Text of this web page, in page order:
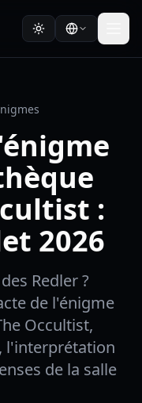
:
2026
Redler ?
de l'énigme
Occultist,
l'interprétation
de la salle